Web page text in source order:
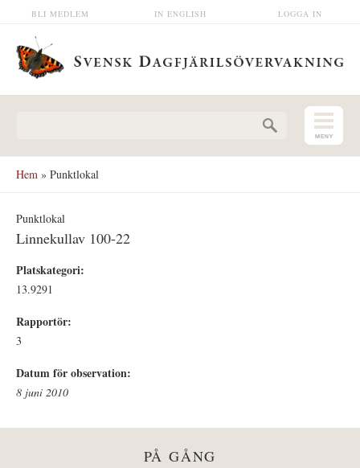
Hoppa till huvudinnehåll LOGGA IN
IN ENGLISH
BLI MEDLEM
Hem » Punktlokal
Punktlokal
Linnekullav 100-22
Platskategori:
13.9291
Rapportör:
3
Datum för observation:
8 juni 2010
PÅ GÅNG